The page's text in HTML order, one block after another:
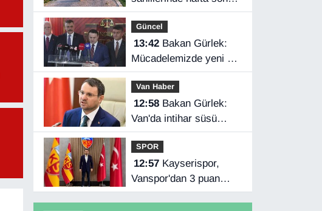
yoğunluğu
Güncel
13:42Bakan Gürlek:
Mücadelemizde yeni bir
boyuta geçeceğiz
Van Haber
12:58Bakan Gürlek:
Van'da intihar süsü
verilen olay aydınlatıldı
SPOR
12:57Kayserispor,
Vanspor'dan 3 puan
istiyor